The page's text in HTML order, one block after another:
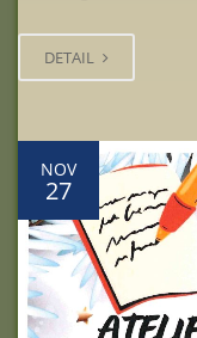
DETAIL
NOV
27